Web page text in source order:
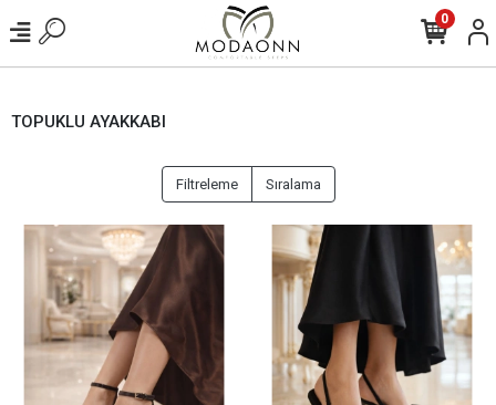
0
TOPUKLU AYAKKABI
Filtreleme Sıralama